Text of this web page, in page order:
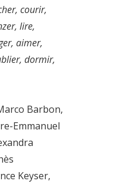
courir,
lire,
aimer,
dormir,
Barbon,
Emmanuel
Keyser,